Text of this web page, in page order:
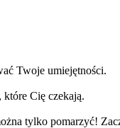
Twoje umiejętności.
które Cię czekają.
tylko pomarzyć!